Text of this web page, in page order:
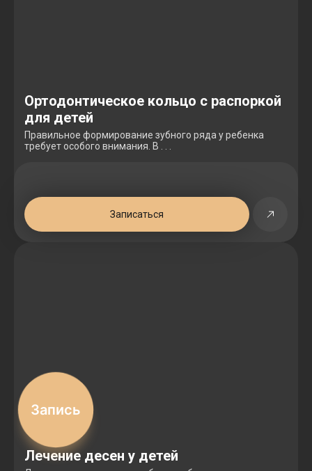
Ортодонтическое кольцо с распоркой
для детей
Правильное формирование зубного ряда у ребенка
требует особого внимания. В . . .
Записаться
Лечение десен у детей
Запись